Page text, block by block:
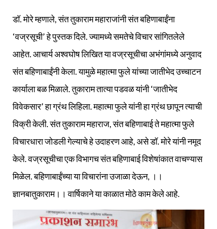
डॉ. मोरे म्हणाले, संत तुकाराम महाराजांनी संत बहिणाबाईंना
‘वज्रसूची’ हे पुस्तक दिले. ज्यामध्ये समतेचे विचार सांगितलेले
आहेत. आचार्य अश्वघोष लिखित या वज्रसूचीचा अभंगांमध्ये अनुवाद
संत बहिणाबाईंनी केला. यामुळे महात्मा फुले यांच्या जातीभेद उच्चाटन
कार्याला बळ मिळाले. तुकाराम तात्या पडवळ यांनी ‘जातीभेद
विवेकसार’ हा ग्रंथ लिहिला. महात्मा फुले यांनी हा ग्रंथ छापून त्याची
विक्री केली. संत तुकाराम महाराज, संत बहिणाबाई ते महात्मा फुले
विचारधारा जोडली गेल्याचे हे उदाहरण आहे, असे डॉ. मोरे यांनी नमूद
केले. वज्रसूचीचा एक विभागच संत बहिणाबाई विशेषांकात वाचण्यास
मिळेल. बहिणाबाईंच्या या विचारांना उजाळा देऊन, ।।
ज्ञानबातुकाराम।। वार्षिकाने या काळात मोठे काम केले आहे.